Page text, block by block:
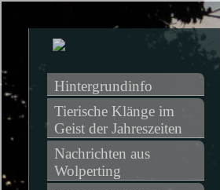
Hintergrundinfo
Tierische Klänge im
Geist der Jahreszeiten
Nachrichten aus
Wolperting